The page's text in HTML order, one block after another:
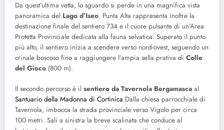
Da quest’ultima vetta, lo sguardo si perde in una magnifica vista
panoramica del Lago d’Iseo. Punta Alta rappresenta inoltre la
destinazione finale del sentiero 734 e il cuore pulsante di un’Area
Protetta Provinciale dedicata alla fauna selvatica. Superato il punto
più alto, il sentiero inizia a scendere verso nord-ovest, seguendo un
crinale boscoso fino a raggiungere l’ampia sella prativa di Colle
del Gioco (800 m).
Il secondo percorso è il sentiero da Tavernola Bergamasca al
Santuario della Madonna di Cortinica.Dalla chiesa parrocchiale di
Tavernola, imbocca la strada provinciale verso Vigolo per circa
100 metri. Sali a sinistra la breve scalinata che conduce al